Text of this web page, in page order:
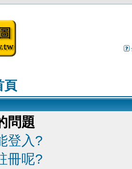
頁
問題
登入?
冊呢?